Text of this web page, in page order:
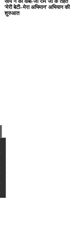
‘मेरी बेटी–मेरा अभिमान’ अभियान की
शुरुआत